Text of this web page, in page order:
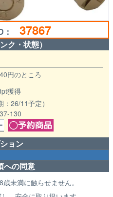
： 37867
ク・状態）
円のところ
獲得
26/11予定）
130
ョン
への同意
未満に触らせません。